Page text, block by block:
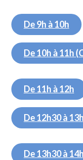
De 9h à 10h
De 10h à 11h
De 11h à 12h
De 12h30 à
De 13h30 à